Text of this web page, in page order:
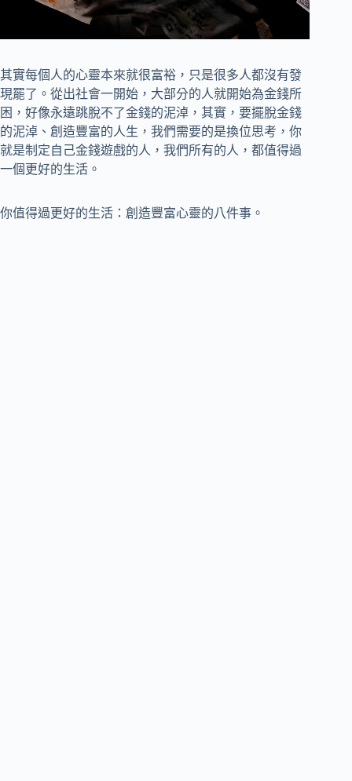
其實每個人的心靈本來就很富裕，只是很多人都沒有發
現罷了。從出社會一開始，大部分的人就開始為金錢所
困，好像永遠跳脫不了金錢的泥淖，其實，要擺脫金錢
的泥淖、創造豐富的人生，我們需要的是換位思考，你
就是制定自己金錢遊戲的人，我們所有的人，都值得過
一個更好的生活。
你值得過更好的生活：創造豐富心靈的八件事。